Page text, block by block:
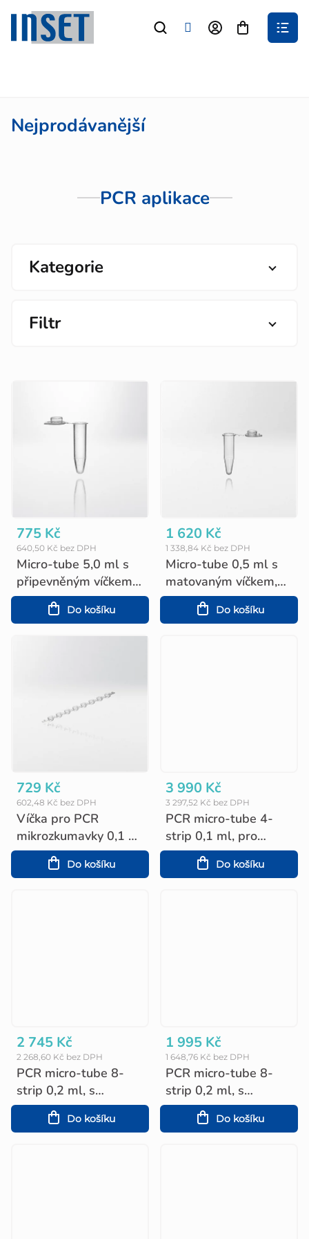
obsah
Nákupní
PCR aplikace
Kategorie
Filtr
o
d
u
Micro-tube 5,0 ml s
připevněným víčkem,
PCR Ready (200 ks)
640,50 Kč bez DPH
775 Kč
Do košíku
Micro-tube 0,5 ml s
matovaným víčkem,
PCR Ready (1000 ks)
1 338,84 Kč bez DPH
1 620 Kč
Do košíku
Víčka pro PCR
mikrozkumavky 0,1 ml
a 0,2ml, kupolovitá,
8-stripy (125 ks)
602,48 Kč bez DPH
729 Kč
Do košíku
PCR micro-tube 4-
strip 0,1 ml, pro
Corbett a Rotor-Gene
(1.000 ks)
3 297,52 Kč bez DPH
3 990 Kč
Do košíku
PCR micro-tube 8-
strip 0,2 ml, s
matovanými víčky
(120 ks)
2 268,60 Kč bez DPH
2 745 Kč
Do košíku
PCR micro-tube 8-
strip 0,2 ml, s
plochými víčky (120
1 648,76 Kč bez DPH
1 995 Kč
Do košíku
Nejprodávanější